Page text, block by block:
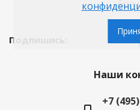
Подпишись:
Наши
+7